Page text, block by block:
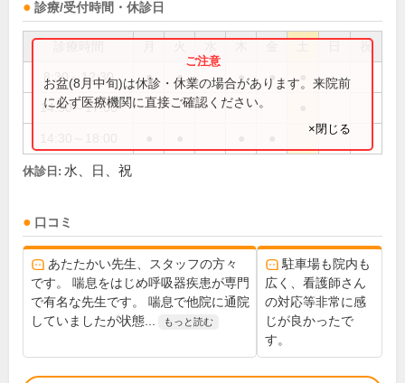
診療/受付時間・休診日
祝
8:30～12:30 ● ● ● ●
14:30～17:00
お盆(8月中旬)は休診・休業の場合があります。来院前
に必ず医療機関に直接ご確認ください。
×閉じる
休診日: 水、日、祝
口コミ
あたたかい先生、スタッフの方々
です。 喘息をはじめ呼吸器疾患が専門
で有名な先生です。 喘息で他院に通院
していましたが状態...
もっと読む
駐車場も院内も
広く、看護師さん
の対応等非常に感
じが良かったで
す。